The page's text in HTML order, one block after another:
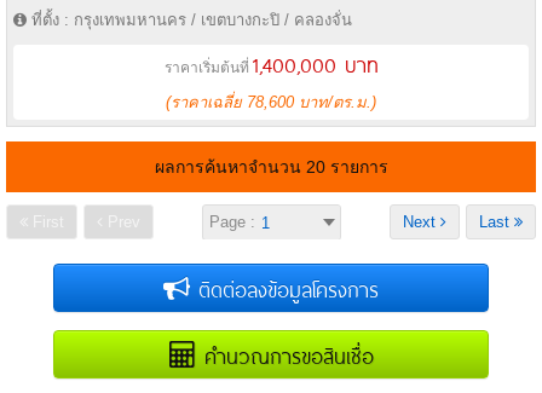
ที่ตั้ง : กรุงเทพมหานคร / เขตบางกะปิ / คลองจั่น
ราคาเริ่มต้นที่ 1,400,000 บาท
(ราคาเฉลี่ย 78,600 บาท/ตร.ม.)
ผลการค้นหาจำนวน 20 รายการ
First Prev Page : Last
Next
ติดต่อลงข้อมูลโครงการ
คำนวณการขอสินเชื่อ